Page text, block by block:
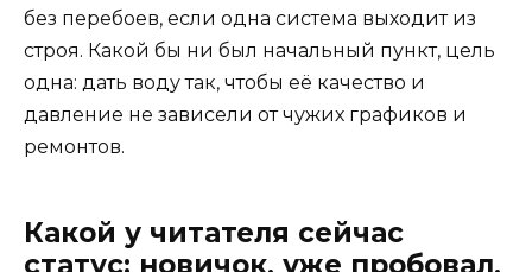
без перебоев, если одна система выходит из
строя. Какой бы ни был начальный пункт, цель
одна: дать воду так, чтобы её качество и
давление не зависели от чужих графиков и
ремонтов.
Какой у читателя сейчас